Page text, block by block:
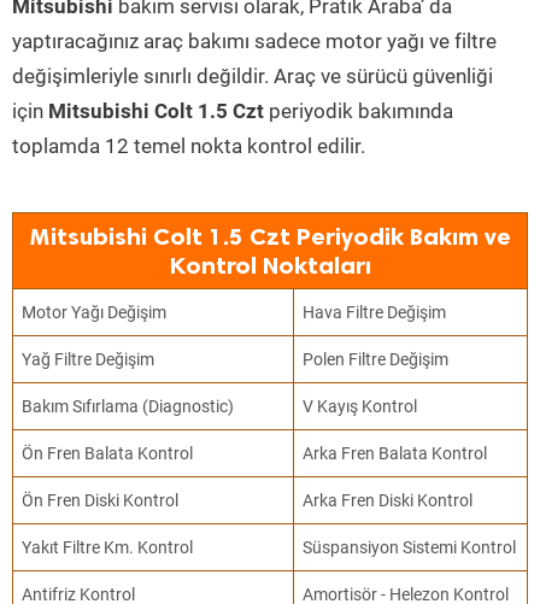
Mitsubishi bakım servisi olarak, Pratik Araba’ da
yaptıracağınız araç bakımı sadece motor yağı ve filtre
değişimleriyle sınırlı değildir. Araç ve sürücü güvenliği
için Mitsubishi Colt 1.5 Czt periyodik bakımında
toplamda 12 temel nokta kontrol edilir.
Mitsubishi Colt 1.5 Czt Periyodik Bakım ve
Kontrol Noktaları
Motor Yağı Değişim Hava Filtre Değişim
Yağ Filtre Değişim Polen Filtre Değişim
Bakım Sıfırlama (Diagnostic) V Kayış Kontrol
Ön Fren Balata Kontrol Arka Fren Balata Kontrol
Ön Fren Diski Kontrol Arka Fren Diski Kontrol
Yakıt Filtre Km. Kontrol Süspansiyon Sistemi Kontrol
Antifriz Kontrol Amortisör - Helezon Kontrol